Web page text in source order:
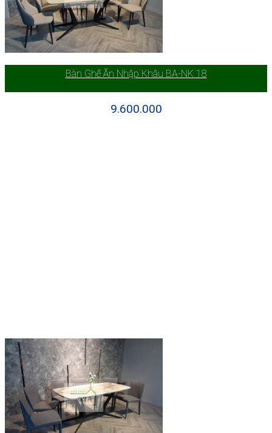
Bàn Ghế Ăn Nhập Khâu BA-NK 18
9.600.000